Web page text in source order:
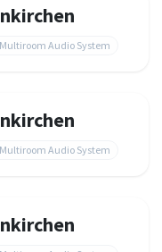
Audio System
Audio System